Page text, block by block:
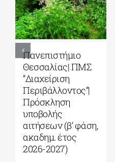
Πανεπιστήμιο
Θεσσαλίας| ΠΜΣ
“Διαχείριση
Περιβάλλοντος”|
Πρόσκληση
υποβολής
αιτήσεων (β’ φάση,
ακαδημ. έτος
2026-2027)